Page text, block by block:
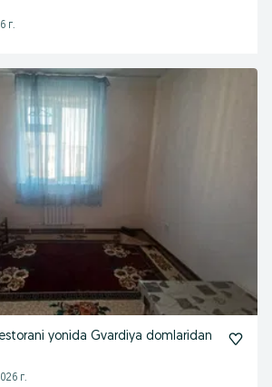
г.
yonida Gvardiya domlaridan
г.